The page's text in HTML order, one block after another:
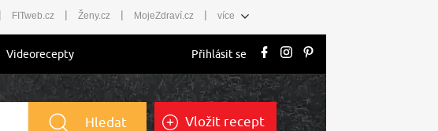
FITweb.cz | Ženy.cz | MojeZdraví.cz | více
Videorecepty Přihlásit se
Hledat Vložit recept